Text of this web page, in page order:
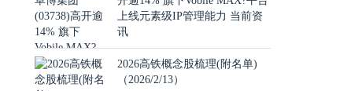
上线元素级IP管理能力 当前资
讯
2026高铁概念股梳理(附名单)
（2026/2/13）